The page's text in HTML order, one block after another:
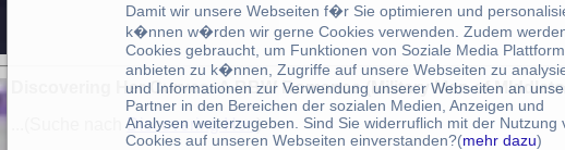
Discovering Her Curves: A BBW Romance (Military Men of
...(Suche nachDiscovering Her)
Damit wir unsere Webseiten f�r Sie optimieren und
k�nnen w�rden wir gerne Cookies verwenden. Zudem
Cookies gebraucht, um Funktionen von Soziale Media
anbieten zu k�nnen, Zugriffe auf unsere Webseiten zu
und Informationen zur Verwendung unserer Webseiten an
Partner in den Bereichen der sozialen Medien, Anzeigen und
Analysen weiterzugeben. Sind Sie widerruflich mit der Nutzung
Cookies auf unseren Webseiten einverstanden?(mehr dazu)